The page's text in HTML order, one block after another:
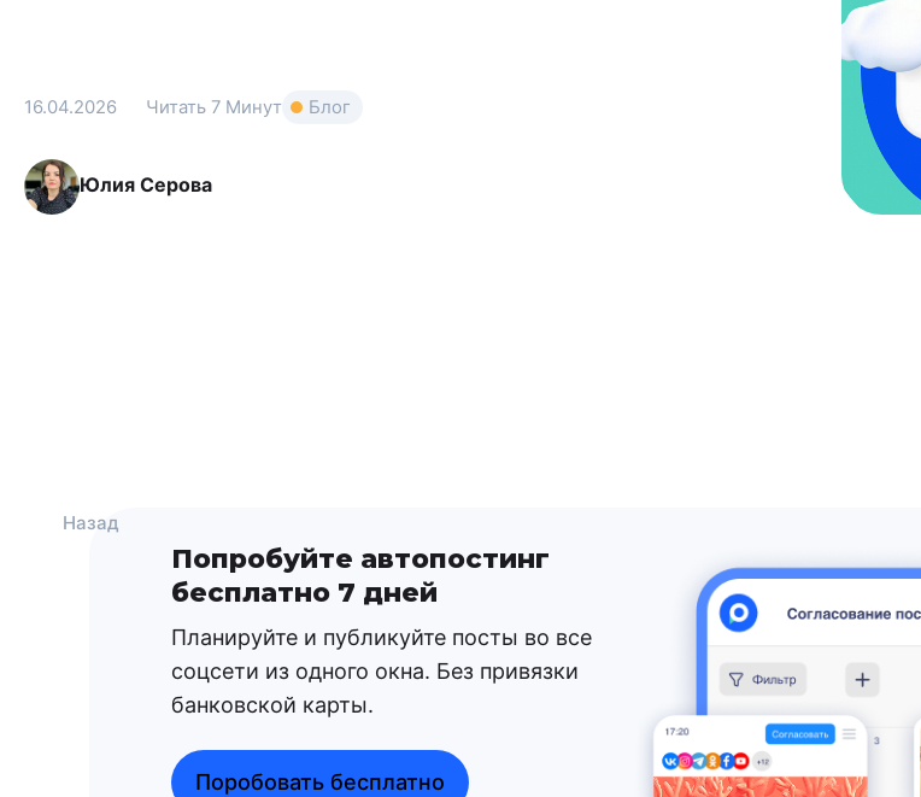
Позволяет автоматически публиковать
новости с вашего сайта в социальные сети
через RSS, увеличивая тем самым охват
Нейросеть, который помогает маркетологам
16.04.2026 Читать 7 Минут Блог
Юлия Серова
Назад
Попробуйте автопостинг
бесплатно 7 дней
Планируйте и публикуйте посты во все
соцсети из одного окна. Без привязки
банковской карты.
Поробовать бесплатно